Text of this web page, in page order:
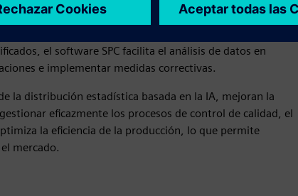
representar gráficamente los factores de calidad, lo que
que afectan a la producción. Con funciones como
el software SPC facilita el análisis de datos en
e implementar medidas correctivas.
la distribución estadística basada en la IA, mejoran la
eficazmente los procesos de control de calidad, el
la eficiencia de la producción, lo que permite
mercado.